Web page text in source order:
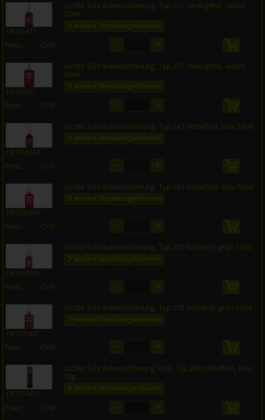
HE231473
Loctite Schraubensicherung, Typ 221 niedrigfest, violett
10ml
weitere Verpackungseinheiten
Preis: CHF
HE135331
Loctite Schraubensicherung, Typ 221 niedrigfest, violett
50ml
weitere Verpackungseinheiten
Preis: CHF
HE1918244
Loctite Schraubensicherung, Typ 243 mittelfest, blau 10ml
weitere Verpackungseinheiten
Preis: CHF
HE1335884
Loctite Schraubensicherung, Typ 243 mittelfest, blau 50ml
weitere Verpackungseinheiten
Preis: CHF
HE1918991
Loctite Schraubensicherung, Typ 270 hochfest, grün 10ml
weitere Verpackungseinheiten
Preis: CHF
HE1335897
Loctite Schraubensicherung, Typ 270 hochfest, grün 50ml
weitere Verpackungseinheiten
Preis: CHF
HE1714937
Loctite Schraubensicherung Stick, Typ 248 mittelfest, blau
19g
weitere Verpackungseinheiten
Preis: CHF